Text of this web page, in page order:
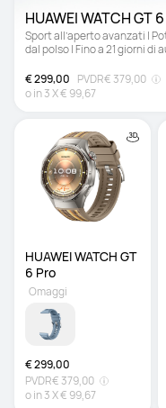
Sport all’aperto avanzati |
dal polso | Fino a 21 giorni
€ 299,00 PVDR€ 379,00
o in3X€ 99,67
HUAWEI WATCH GT
€ 299,00
PVDR€ 379,00
o in3X€ 99,67
Omaggi